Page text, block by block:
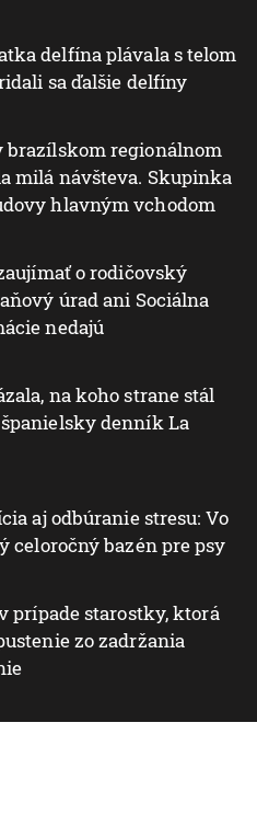
delfína plávala s telom
sa ďalšie delfíny
brazílskom regionálnom
milá návšteva. Skupinka
hlavným vchodom
o rodičovský
úrad ani Sociálna
nedajú
na koho strane stál
denník La
aj odbúranie stresu: Vo
celoročný bazén pre psy
prípade starostky, ktorá
zo zadržania